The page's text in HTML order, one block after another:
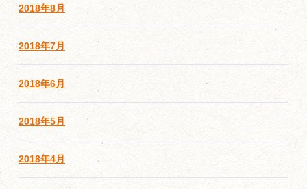
2018年8月
2018年7月
2018年6月
2018年5月
2018年4月